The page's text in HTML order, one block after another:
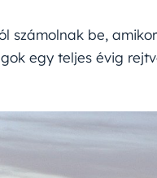
számolnak be,
egy teljes évig